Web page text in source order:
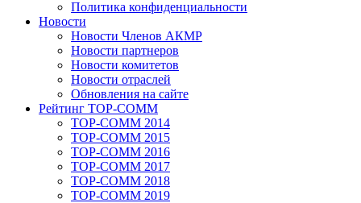
Политика конфиденциальности
Новости
Новости Членов АКМР
Новости партнеров
Новости комитетов
Новости отраслей
Обновления на сайте
Рейтинг TOP-COMM
TOP-COMM 2014
TOP-COMM 2015
TOP-COMM 2016
TOP-COMM 2017
TOP-COMM 2018
TOP-COMM 2019